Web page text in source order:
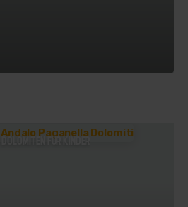
FÜR KINDER